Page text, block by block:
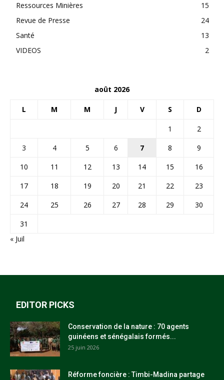
Ressources Minières
15
Revue de Presse
24
Santé
13
VIDEOS
2
août 2026
L M M J V S D
1
2
3
4 5 6 7 8
9
10
11 12 13 14 15
16
17
18 19 20 21 22
23
24
25 26 27 28 29
30
31
« Juil
EDITOR PICKS
Conservation de la nature : 70 agents
guinéens et sénégalais formés...
25 juin 2026
Réforme foncière : Timbi-Madina partage